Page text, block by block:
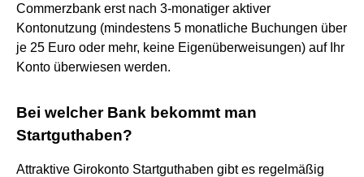
Commerzbank erst nach 3-monatiger aktiver
Kontonutzung (mindestens 5 monatliche Buchungen über
je 25 Euro oder mehr, keine Eigenüberweisungen) auf Ihr
Konto überwiesen werden.
Bei welcher Bank bekommt man
Startguthaben?
Attraktive Girokonto Startguthaben gibt es regelmäßig